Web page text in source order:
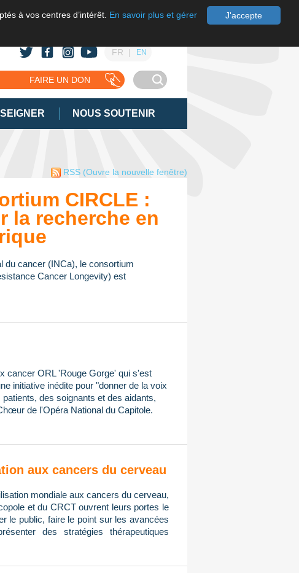
J'accepte
à vos centres d’intérêt. En savoir plus et gérer
FR EN
FAIRE UN DON
NOUS SOUTENIR
RSS (Ouvre la nouvelle fenêtre)
CIRCLE :
la recherche en
du cancer (INCa), le consortium
Cancer Longevity) est
cancer ORL 'Rouge Gorge' qui s'est
initiative inédite pour "donner de la voix
des soignants et des aidants,
de l'Opéra National du Capitole.
aux cancers du cerveau
mondiale aux cancers du cerveau,
et du CRCT ouvrent leurs portes le
le public, faire le point sur les avancées
des stratégies thérapeutiques